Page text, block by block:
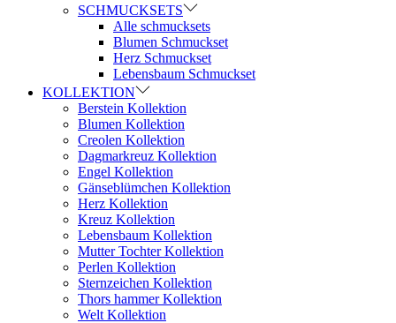
SCHMUCKSETS
Alle schmucksets
Blumen Schmuckset
Herz Schmuckset
Lebensbaum Schmuckset
KOLLEKTION
Berstein Kollektion
Blumen Kollektion
Creolen Kollektion
Dagmarkreuz Kollektion
Engel Kollektion
Gänseblümchen Kollektion
Herz Kollektion
Kreuz Kollektion
Lebensbaum Kollektion
Mutter Tochter Kollektion
Perlen Kollektion
Sternzeichen Kollektion
Thors hammer Kollektion
Welt Kollektion